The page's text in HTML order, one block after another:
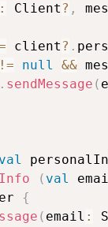
: Client ? ,
client ? .
!= null &&
. sendMessage (
val
( val
{
( email :